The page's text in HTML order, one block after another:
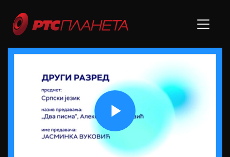
Play